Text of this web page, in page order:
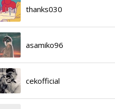
thanks030
asamiko96
cekofficial